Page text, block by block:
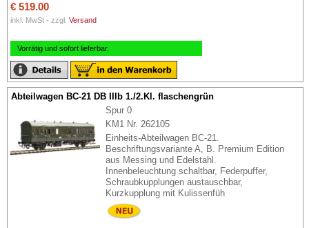
€ 519.00
inkl. MwSt - zzgl. Versand
Vorrätig und sofort lieferbar.
Abteilwagen BC-21 DB IIIb 1./2.Kl. flaschengrün
Spur 0
KM1 Nr. 262105
Einheits-Abteilwagen BC-21.
Beschriftungsvariante A, B. Premium Edition
aus Messing und Edelstahl.
Innenbeleuchtung schaltbar, Federpuffer,
Schraubkupplungen austauschbar,
Kurzkupplung mit Kulissenfüh